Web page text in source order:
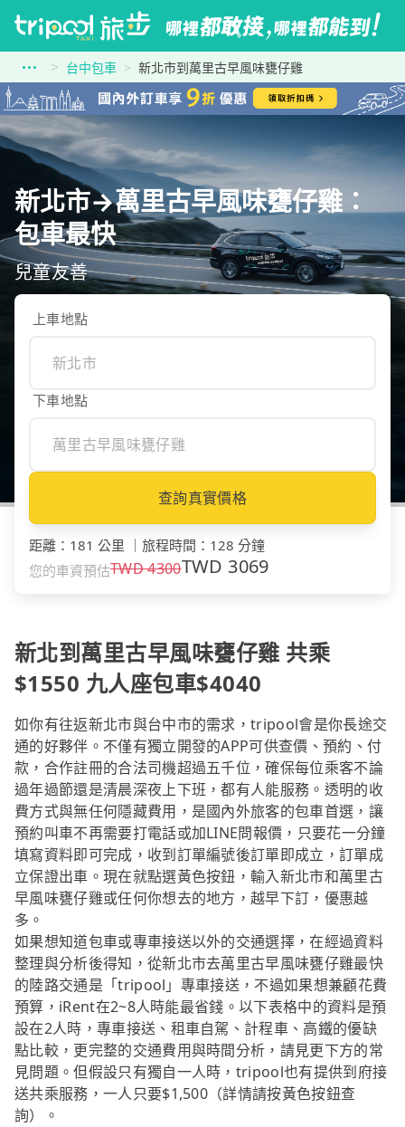
台中包車 新北市到萬里古早風味甕仔雞
新北市→萬里古早風味甕仔雞：
包車最快
兒童友善
上車地點
下車地點
查詢真實價格
距離 ： 181 公里 旅程時間 ： 128 分鐘
您的車資預估TWD4300TWD 3069
新北到萬里古早風味甕仔雞 共乘
$1550 九人座包車$4040
如你有往返新北市與台中市的需求，tripool會是你長途交
通的好夥伴。不僅有獨立開發的APP可供查價、預約、付
款，合作註冊的合法司機超過五千位，確保每位乘客不論
過年過節還是清晨深夜上下班，都有人能服務。透明的收
費方式與無任何隱藏費用，是國內外旅客的包車首選，讓
預約叫車不再需要打電話或加LINE問報價，只要花一分鐘
填寫資料即可完成，收到訂單編號後訂單即成立，訂單成
立保證出車。現在就點選黃色按鈕，輸入新北市和萬里古
早風味甕仔雞或任何你想去的地方，越早下訂，優惠越
多。
如果想知道包車或專車接送以外的交通選擇，在經過資料
整理與分析後得知，從新北市去萬里古早風味甕仔雞最快
的陸路交通是「tripool」專車接送，不過如果想兼顧花費
預算，iRent在2~8人時能最省錢。以下表格中的資料是預
設在2人時，專車接送、租車自駕、計程車、高鐵的優缺
點比較，更完整的交通費用與時間分析，請見更下方的常
見問題。但假設只有獨自一人時，tripool也有提供到府接
送共乘服務，一人只要$1,500（詳情請按黃色按鈕查
詢）。